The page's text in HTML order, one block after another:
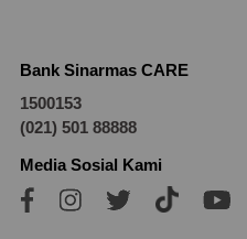
Bank Sinarmas CARE
1500153
(021) 501 88888
Media Sosial Kami